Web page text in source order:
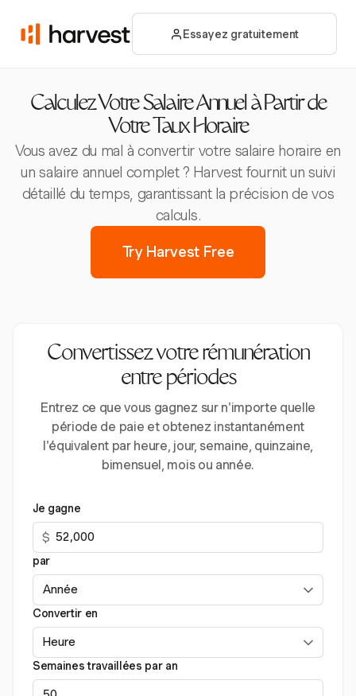
Essayez gratuitement
Calculez Votre Salaire Annuel à Partir de
Votre Taux Horaire
Vous avez du mal à convertir votre salaire horaire en
un salaire annuel complet ? Harvest fournit un suivi
détaillé du temps, garantissant la précision de vos
calculs.
Try Harvest Free
Convertissez votre rémunération
entre périodes
Entrez ce que vous gagnez sur n'importe quelle
période de paie et obtenez instantanément
l'équivalent par heure, jour, semaine, quinzaine,
bimensuel, mois ou année.
Je gagne
$
par
Convertir en
Semaines travaillées par an